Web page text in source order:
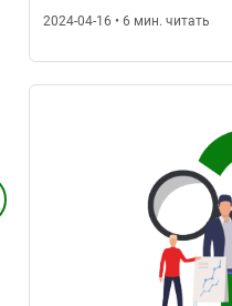
2024-04-16 • 6 мин. читать